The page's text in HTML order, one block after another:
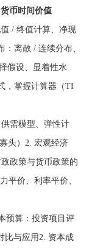
货币时间价值
/ 终值计算、净现
离散 / 连续分布、
假设、显着性水
，掌握计算器（TI
需模型、弹性计
头）2. 宏观经济
政策与货币政策的
平价、利率平价、
预算：投资项目评
比与应用2. 资本成